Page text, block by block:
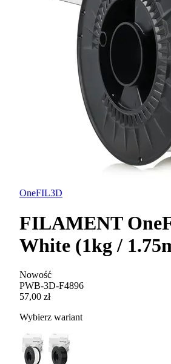
OneFIL3D
FILAMENT
White (1kg /
Nowość
PWB-3D-F4896
57,00 zł
Wybierz wariant